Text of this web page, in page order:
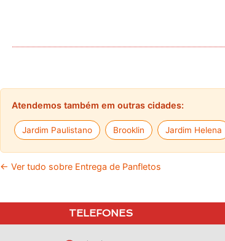
Atendemos também em outras cidades:
Jardim Paulistano Brooklin Jardim Helena
← Ver tudo sobre Entrega de Panfletos
TELEFONES